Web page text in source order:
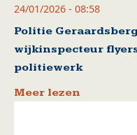
24/01/2026 - 08:58
Politie
wijkinspecteur
politiewerk
Meer lezen